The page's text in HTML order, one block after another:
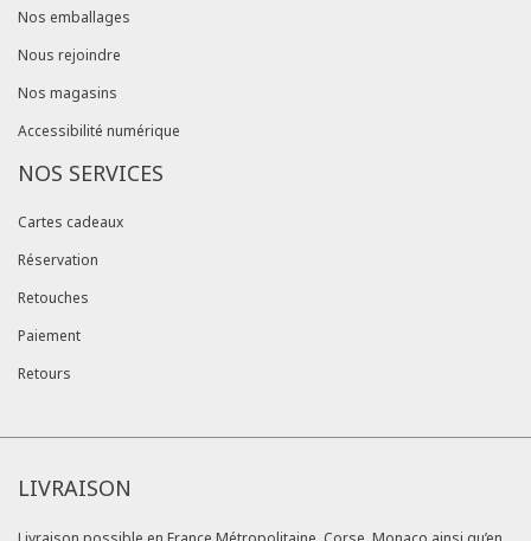
Nos emballages
Nous rejoindre
Nos magasins
Accessibilité numérique
NOS SERVICES
Cartes cadeaux
Réservation
Retouches
Paiement
Retours
LIVRAISON